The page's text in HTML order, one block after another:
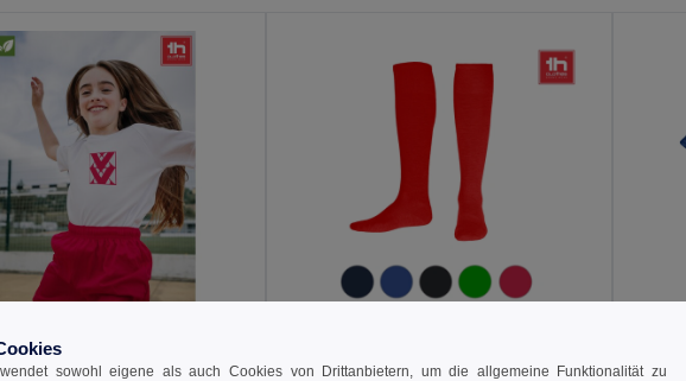
8,26 €
sowohl eigene als auch Cookies von Drittanbietern, um die allgemeine Funktionalität zu